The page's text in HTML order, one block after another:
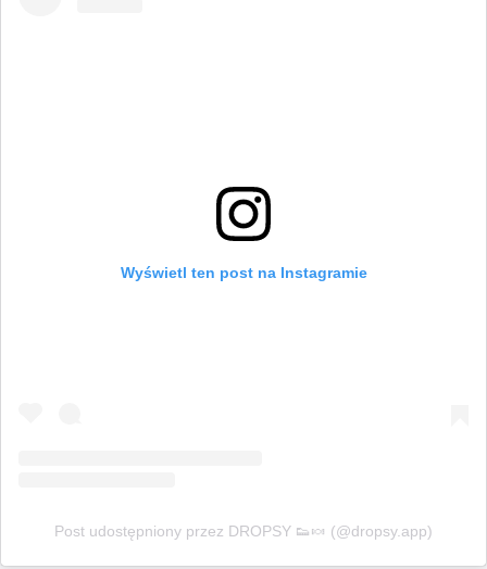
Wyświetl ten post na Instagramie
Post udostępniony przez DROPSY 👟🍬 (@dropsy.app)